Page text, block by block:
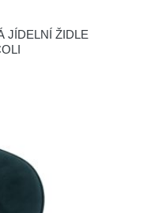
JÍDELNÍ ŽIDLE